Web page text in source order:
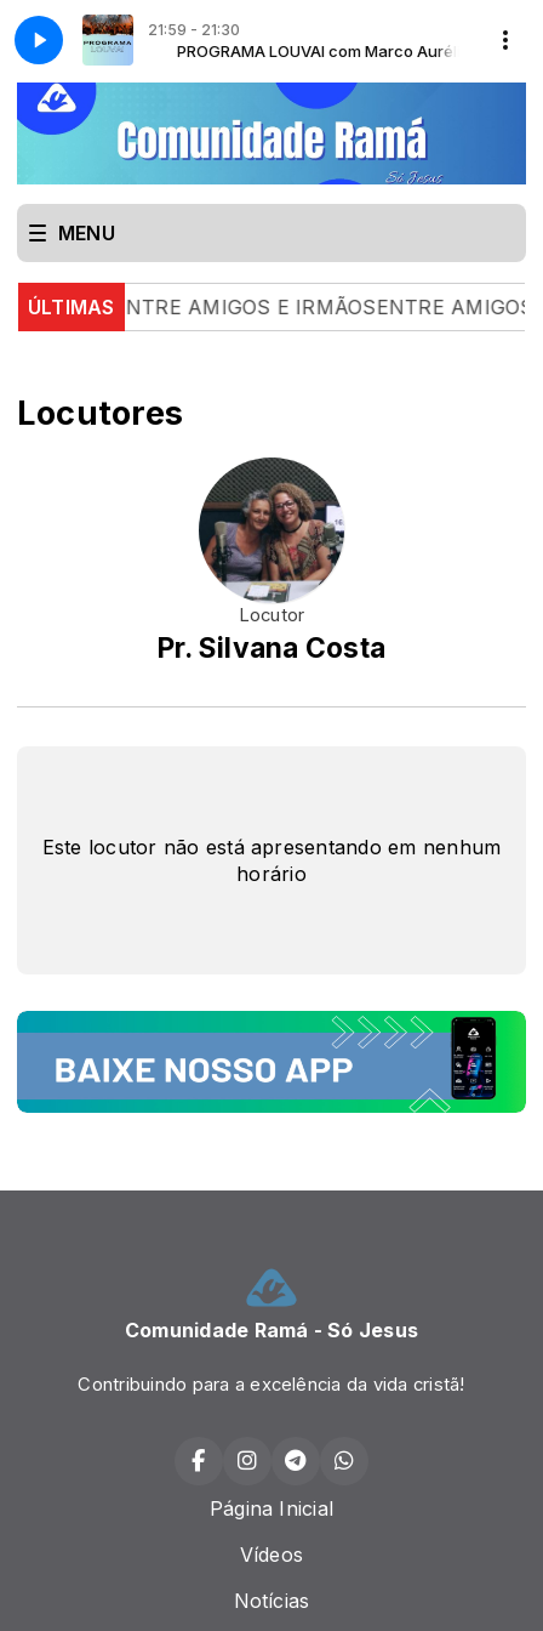
21:59 - 21:30
com Marco Aurélio PROGRAMA LOUVAI com Marco Aurélio
MENU
ÚLTIMAS
| ENTRE AMIGOS E IRMÃOSENTRE AMIGOS
Locutores
Locutor
Pr. Silvana Costa
Este locutor não está apresentando em nenhum
horário
Comunidade Ramá - Só Jesus
Contribuindo para a excelência da vida cristã!
Página Inicial
Vídeos
Notícias